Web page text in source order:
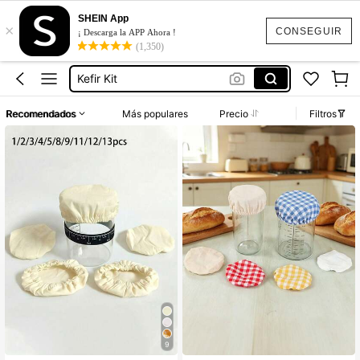
CONSEGUIR
×
SHEIN App
¡ Descarga la APP Ahora !
(1,350)
Kit Kefir
Kefir
Kéfir
Kefir Kit
Kit Kefir
Recomendados Más populares Precio Filtros
9